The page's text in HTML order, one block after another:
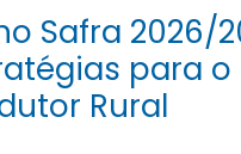
Safra 2026/
para o
Rural